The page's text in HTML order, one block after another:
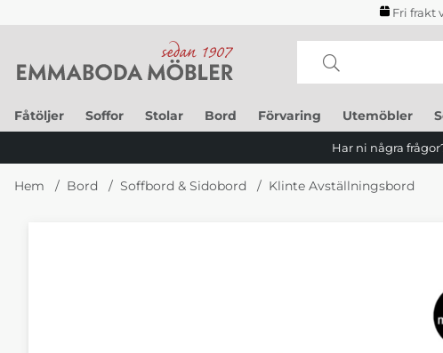
Fri frakt
Fåtöljer Soffor Stolar Bord Förvaring Utemöbler
Har ni några
Hem Bord Soffbord & Sidobord Klinte Avställningsbord